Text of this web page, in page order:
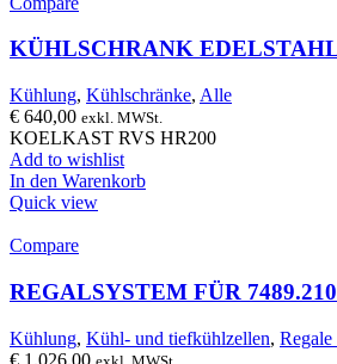
KÜHLSCHRANK
Kühlung, Kühlschränke, Alle
€ 640,00 exkl. MWSt.
KOELKAST RVS HR200
Add to wishlist
In den Warenkorb
Quick view
Compare
REGALSYSTEM FÜR
Kühlung, Kühl- und tiefkühlzellen, Regale
€ 1.026,00